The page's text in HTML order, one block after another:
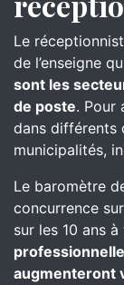
Le
de l’enseigne
sont les
de poste. Pour
dans différents
municipalités,
Le baromètre
concurrence
sur les 10 ans à
augmenteront